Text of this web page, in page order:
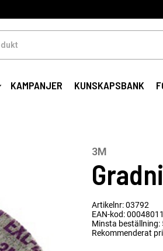
KAMPANJER KUNSKAPSBANK
3M
Artikelnr: 03792
EAN-kod:
Minsta beställning:
Rekommenderat